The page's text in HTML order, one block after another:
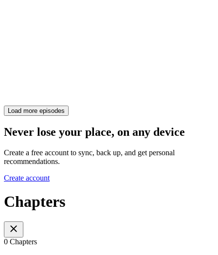
Load more episodes
Never lose your place, on any device
Create a free account to sync, back up, and get personal
recommendations.
Create account
Chapters
0 Chapters